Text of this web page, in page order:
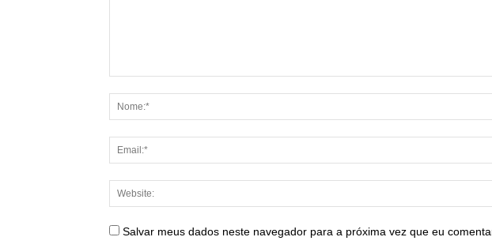
Salvar meus dados neste navegador para a próxima vez que eu